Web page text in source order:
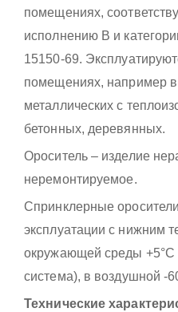
помещениях,
исполнению В и
15150-69.
помещениях, например
металлических с
бетонных, деревянных.
Ороситель – изделие
неремонтируемое.
Спринклерные
эксплуатации с нижним
окружающей среды +5°C
система), в воздушной -
Технические